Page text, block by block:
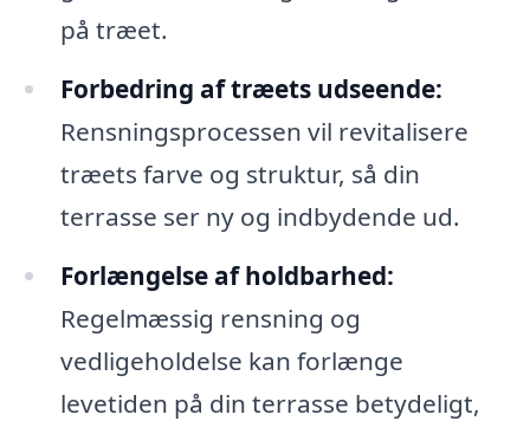
på træet.
Forbedring af træets udseende:
Rensningsprocessen vil revitalisere
træets farve og struktur, så din
terrasse ser ny og indbydende ud.
Forlængelse af holdbarhed:
Regelmæssig rensning og
vedligeholdelse kan forlænge
levetiden på din terrasse betydeligt,